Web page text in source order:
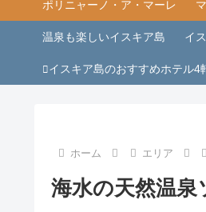
ポリニャーノ・ア・マーレ
温泉も楽しいイスキア島 イ
イスキア島のおすすめホテル4
ホーム エリア
海水の天然温泉